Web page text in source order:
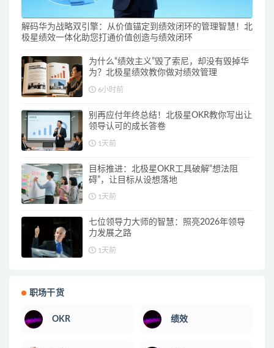
解码华为战略双引擎：从价值锚定到绩效闭环的管理智慧！北
极星绩效一体化助您打通价值创造与绩效闭环
为什么“绩效主义”毁了索尼，却没有毁掉华
为？北极星绩效教你做对绩效管理
6小时前
别再应付年终总结！北极星OKR教你写出让
领导认可的成长答卷
1天前
目标推进：北极星OKR工具破解“想法阻
碍”，让目标从设想落地
1天前
七位领导力大师的智慧：照亮2026年领导
力发展之路
1天前
职场干货
OKR 绩效